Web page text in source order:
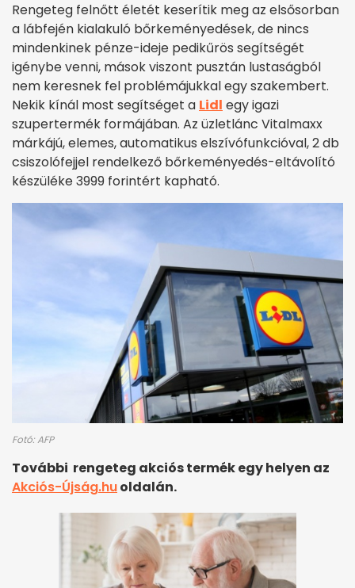
Rengeteg felnőtt életét keserítik meg az elsősorban
a lábfején kialakuló bőrkeményedések, de nincs
mindenkinek pénze-ideje pedikűrös segítségét
igénybe venni, mások viszont pusztán lustaságból
nem keresnek fel problémájukkal egy szakembert.
Nekik kínál most segítséget a Lidl egy igazi
szupertermék formájában. Az üzletlánc Vitalmaxx
márkájú, elemes, automatikus elszívófunkcióval, 2 db
csiszolófejjel rendelkező bőrkeményedés-eltávolító
készüléke 3999 forintért kapható.
Fotó: AFP
További rengeteg akciós termék egy helyen az
Akciós-Újság.huoldalán.